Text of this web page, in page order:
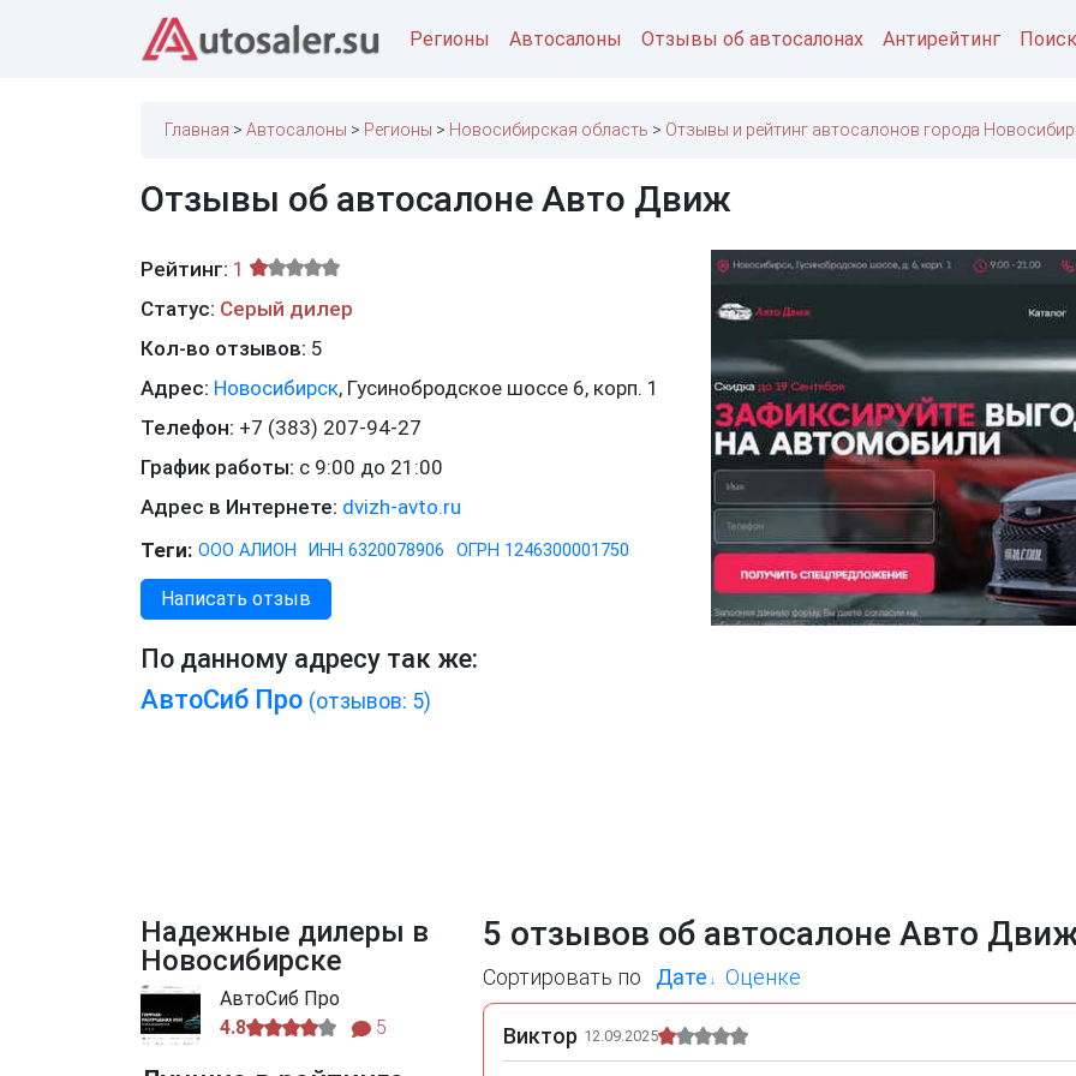
Регионы Автосалоны Отзывы об автосалонах Антирейтинг Поиск
Главная Автосалоны Регионы Новосибирская область Отзывы и рейтинг автосалонов города
Отзывы об автосалоне Авто Движ
Рейтинг: 1
Статус: Серый дилер
Кол-во отзывов: 5
Адрес: Новосибирск, Гусинобродское шоссе 6, корп. 1
Телефон: +7 (383) 207-94-27
График работы: с 9:00 до 21:00
Адрес в Интернете: dvizh-avto.ru
Теги: ООО АЛИОН ИНН 6320078906 ОГРН 1246300001750
Написать отзыв
По данному адресу так же:
АвтоСиб Про (отзывов: 5)
5 отзывов об автосалоне Авто
Сортировать по Дате Оценке
Виктор 12.09.2025
Надежные дилеры в
Новосибирске
АвтоСиб Про
4.8
5